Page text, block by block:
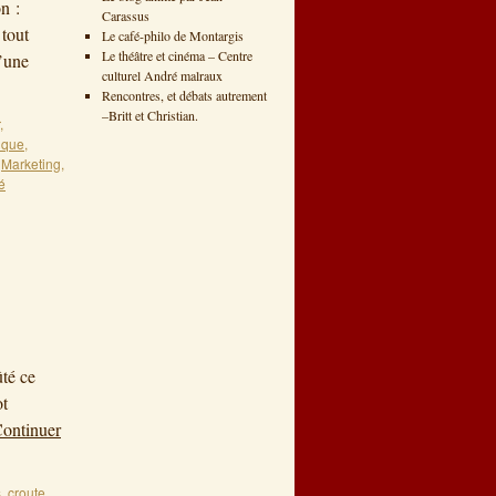
:
,
,
Marketing,
ce
croute
Carassus
Le café-philo de Montargis
Le théâtre et cinéma – Centre
culturel André malraux
Rencontres, et débats autrement
–Britt et Christian.